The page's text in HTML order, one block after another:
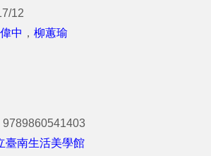
12
中 ， 柳蕙瑜
9789860541403
臺南生活美學館